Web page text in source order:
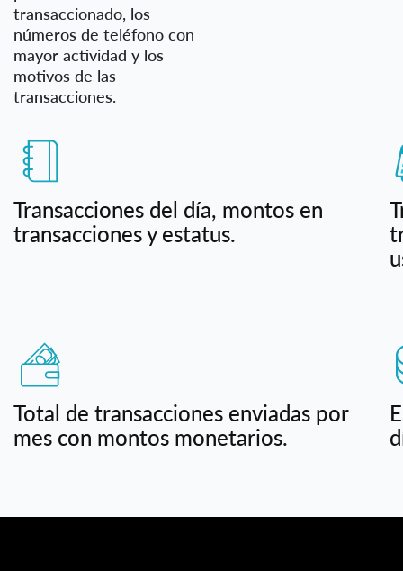
transaccionado, los
números de teléfono con
mayor actividad y los
motivos de las
transacciones.
Transacciones del día, montos en
transacciones y estatus.
Total de transacciones enviadas por
mes con montos monetarios.